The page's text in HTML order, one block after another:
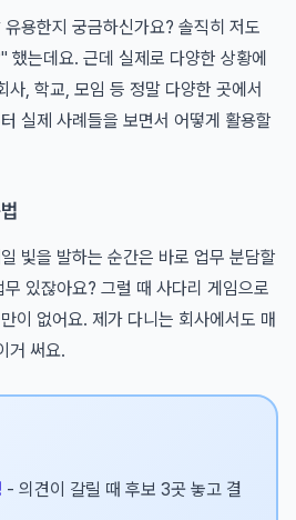
용한지 궁금하신가요? 솔직히 저도
했는데요. 근데 실제로 다양한 상황에
사, 학교, 모임 등 정말 다양한 곳에서
실제 사례들을 보면서 어떻게 활용할
빛을 발하는 순간은 바로 업무 분담할
있잖아요? 그럴 때 사다리 게임으로
이 없어요. 제가 다니는 회사에서도 매
거 써요.
- 의견이 갈릴 때 후보 3곳 놓고 결